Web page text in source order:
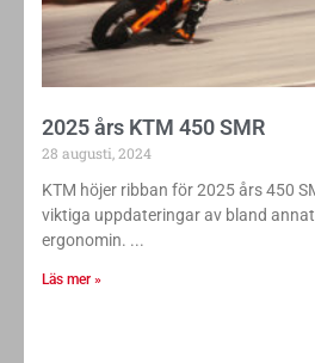
2025 års KTM 450 SMR
28 augusti, 2024
KTM höjer ribban för 2025 års 450
viktiga uppdateringar av bland
ergonomin.
Läs mer »